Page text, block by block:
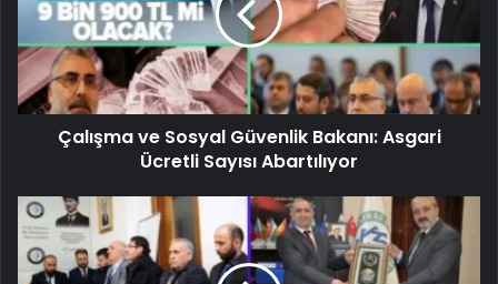
Çalışma ve Sosyal Güvenlik Bakanı: Asgari
Ücretli Sayısı Abartılıyor